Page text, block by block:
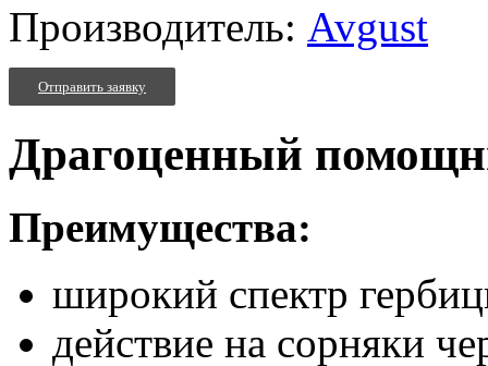
Производитель: Avgust
Отправить заявку
Драгоценный
Преимущества:
широкий спектр
действие на сорняки